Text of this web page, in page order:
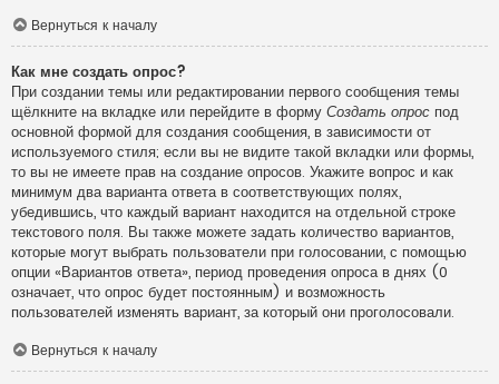
Вернуться к началу
Как мне создать опрос?
При создании темы или редактировании первого сообщения темы
щёлкните на вкладке или перейдите в форму Создать опрос под
основной формой для создания сообщения, в зависимости от
используемого стиля; если вы не видите такой вкладки или формы,
то вы не имеете прав на создание опросов. Укажите вопрос и как
минимум два варианта ответа в соответствующих полях,
убедившись, что каждый вариант находится на отдельной строке
текстового поля. Вы также можете задать количество вариантов,
которые могут выбрать пользователи при голосовании, с помощью
опции «Вариантов ответа», период проведения опроса в днях (0
означает, что опрос будет постоянным) и возможность
пользователей изменять вариант, за который они проголосовали.
Вернуться к началу